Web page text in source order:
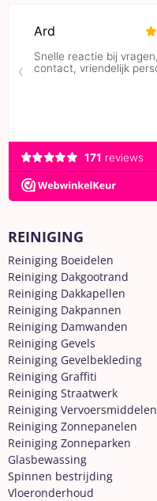
REINIGING
Reiniging Boeidelen
Reiniging Dakgootrand
Reiniging Dakkapellen
Reiniging Dakpannen
Reiniging Damwanden
Reiniging Gevels
Reiniging Gevelbekleding
Reiniging Graffiti
Reiniging Straatwerk
Reiniging Vervoersmiddelen
Reiniging Zonnepanelen
Reiniging Zonneparken
Glasbewassing
Spinnen bestrijding
Vloeronderhoud